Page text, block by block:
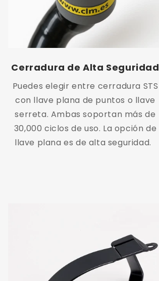
Cerradura de Alta Seguridad
Puedes elegir entre cerradura STS
con llave plana de puntos o llave
serreta. Ambas soportan más de
30,000 ciclos de uso. La opción de
llave plana es de alta seguridad.